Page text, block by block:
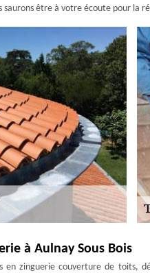
saurons être à votre écoute pour la
à Aulnay Sous Bois
en zinguerie couverture de toits,